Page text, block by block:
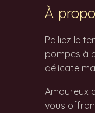
À
Palliez le
pompes à
délicate
Amoureux
vous